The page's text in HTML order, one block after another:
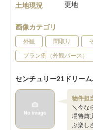
土地現況
更地
画像カテゴリ
外観 間取り
プラン例（外観パース）
センチュリー21ドリー
物件担
＼今な
場特典
ぶ楽し